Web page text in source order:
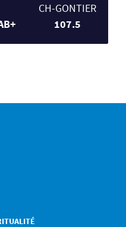
CH-GONTIER
107.5